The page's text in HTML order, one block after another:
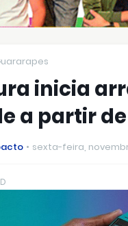
inicia
a partir
sexta-feira,